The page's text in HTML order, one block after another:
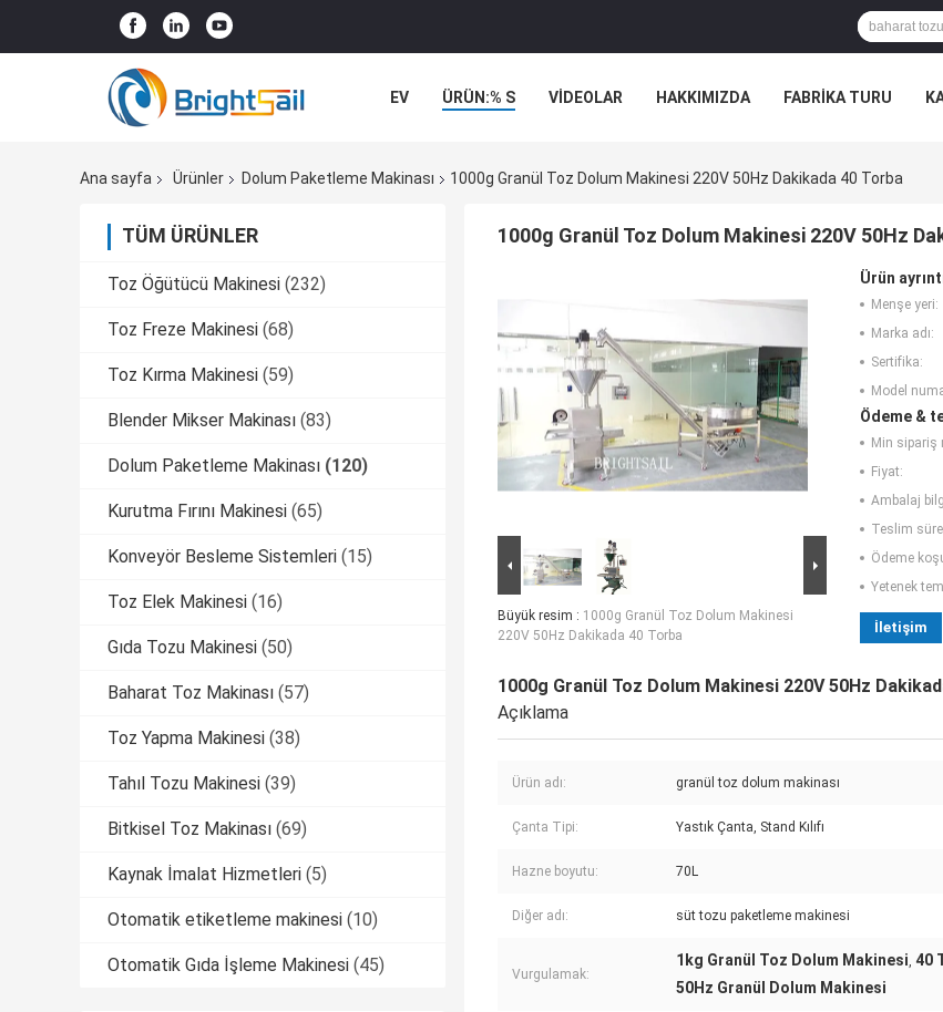
EV ÜRÜN:% S VİDEOLAR HAKKIMIZDA FABRIKA TURU
Ana sayfa
Ürünler Dolum Paketleme Makinası 1000g Granül Toz Dolum Makinesi 220V 50Hz Dakikada 40 Torba
TÜM ÜRÜNLER
Toz Öğütücü Makinesi (232)
Toz Freze Makinesi (68)
Toz Kırma Makinesi (59)
Blender Mikser Makinası (83)
Dolum Paketleme Makinası (120)
Kurutma Fırını Makinesi (65)
Konveyör Besleme Sistemleri (15)
Toz Elek Makinesi (16)
Gıda Tozu Makinesi (50)
Baharat Toz Makinası (57)
Toz Yapma Makinesi (38)
Tahıl Tozu Makinesi (39)
Bitkisel Toz Makinası (69)
Kaynak İmalat Hizmetleri (5)
Otomatik etiketleme makinesi (10)
Otomatik Gıda İşleme Makinesi (45)
1000g Granül Toz Dolum Makinesi 220V 50Hz
Büyük resim : 1000g Granül Toz Dolum Makinesi
220V 50Hz Dakikada 40 Torba
Ürün
Menşe yeri:
Marka adı:
Sertifika:
Model
Ödeme &
Min sipariş
Fiyat:
Ambalaj
Teslim
Ödeme
Yetenek
İletişim
1000g Granül Toz Dolum Makinesi 220V 50Hz
Açıklama
Ürün adı: granül toz dolum makinası
Çanta Tipi: Yastık Çanta, Stand Kılıfı
Hazne boyutu: 70L
Diğer adı: süt tozu paketleme makinesi
Vurgulamak:
1kg Granül Toz Dolum Makinesi, 40
50Hz Granül Dolum Makinesi